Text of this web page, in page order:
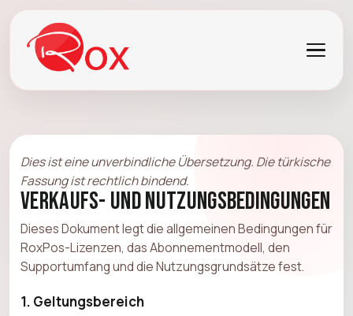
Dies ist eine unverbindliche Übersetzung. Die türkische
Fassung ist rechtlich bindend.
Verkaufs- und Nutzungsbedingungen
Dieses Dokument legt die allgemeinen Bedingungen für
RoxPos-Lizenzen, das Abonnementmodell, den
Supportumfang und die Nutzungsgrundsätze fest.
1. Geltungsbereich